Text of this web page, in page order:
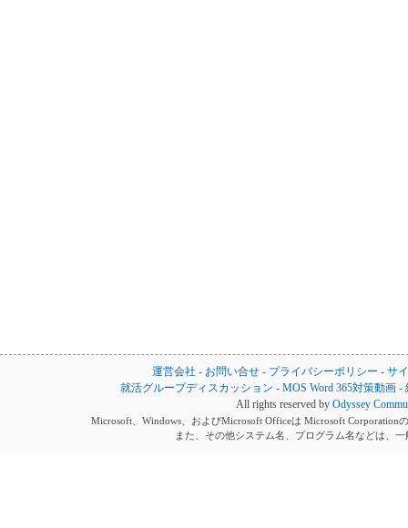
運営会社 - お問い合せ - プライバシーポリシー - サ
就活グループディスカッション -MOS Word 365対策動画 -
All rights reserved by Odyssey
Microsoft、Windows、およびMicrosoft Officeは Microsoft Corporation
また、その他システム名、プログラム名などは、